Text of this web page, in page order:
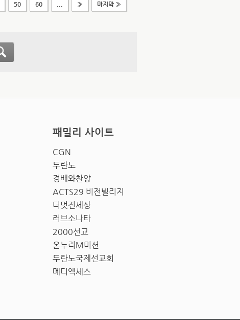
50 60 » 마지막 »
패밀리 사이트
CGN
두란노
경배와찬양
ACTS29 비전빌리지
더멋진세상
러브소나타
2000선교
온누리M미션
두란노국제선교회
메디엑세스